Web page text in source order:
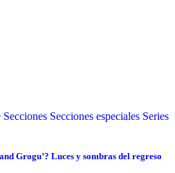
Secciones Secciones especiales Series
Grogu’? Luces y sombras del regreso